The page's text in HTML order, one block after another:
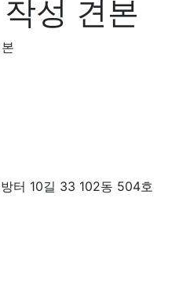
성 견본
터 10길 33 102동 504호